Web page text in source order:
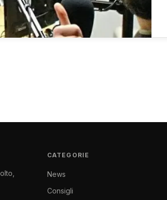
CATEGORIE
News
Consigli